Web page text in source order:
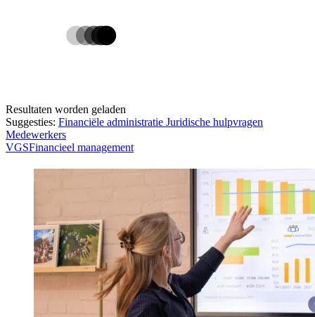
Resultaten worden geladen
Suggesties: Financiële administratie Juridische hulpvragen
Medewerkers
VGSFinancieel management